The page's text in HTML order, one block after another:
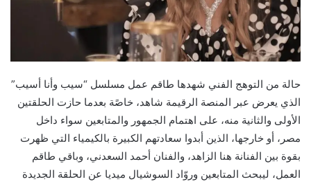
حالة من التوهج الفني شهدها طاقم عمل مسلسل “سيب وأنا أسيب”
الذي يعرض عبر المنصة الرقيمة شاهد، خاصًة بعدما حازت الحلقتين
الأولى والثانية منه، على اهتمام الجمهور والمتابعين سواء داخل
مصر، أو خارجها، الذين أبدوا سعادتهم الكبيرة بالكيمياء التي ظهرت
بقوة بين الفنانة هنا الزاهد، والفنان أحمد السعدني، وباقي طاقم
العمل، ليبحث المتابعين وروّاد السوشيال ميديا عن الحلقة الجديدة